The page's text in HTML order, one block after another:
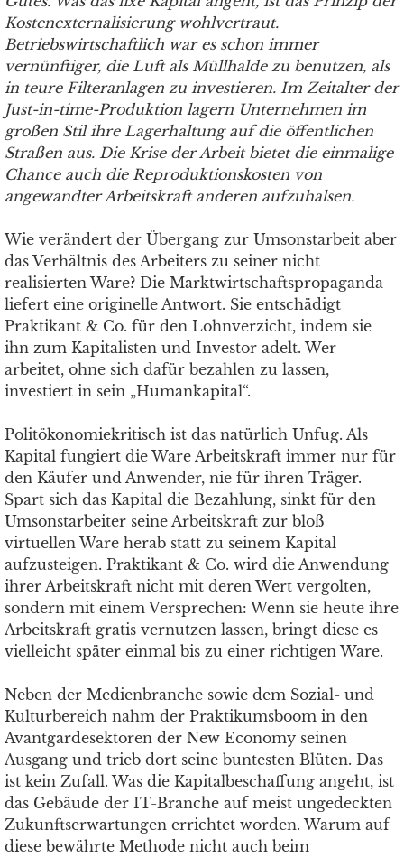
Kostenexternalisierung wohlvertraut.
Betriebswirtschaftlich war es schon immer
vernünftiger, die Luft als Müllhalde zu benutzen, als
in teure Filteranlagen zu investieren. Im Zeitalter der
Just-in-time-Produktion lagern Unternehmen im
großen Stil ihre Lagerhaltung auf die öffentlichen
Straßen aus. Die Krise der Arbeit bietet die einmalige
Chance auch die Reproduktionskosten von
angewandter Arbeitskraft anderen aufzuhalsen.
Wie verändert der Übergang zur Umsonstarbeit aber
das Verhältnis des Arbeiters zu seiner nicht
realisierten Ware? Die Marktwirtschaftspropaganda
liefert eine originelle Antwort. Sie entschädigt
Praktikant & Co. für den Lohnverzicht, indem sie
ihn zum Kapitalisten und Investor adelt. Wer
arbeitet, ohne sich dafür bezahlen zu lassen,
investiert in sein „Humankapital“.
Politökonomiekritisch ist das natürlich Unfug. Als
Kapital fungiert die Ware Arbeitskraft immer nur für
den Käufer und Anwender, nie für ihren Träger.
Spart sich das Kapital die Bezahlung, sinkt für den
Umsonstarbeiter seine Arbeitskraft zur bloß
virtuellen Ware herab statt zu seinem Kapital
aufzusteigen. Praktikant & Co. wird die Anwendung
ihrer Arbeitskraft nicht mit deren Wert vergolten,
sondern mit einem Versprechen: Wenn sie heute ihre
Arbeitskraft gratis vernutzen lassen, bringt diese es
vielleicht später einmal bis zu einer richtigen Ware.
Neben der Medienbranche sowie dem Sozial- und
Kulturbereich nahm der Praktikumsboom in den
Avantgardesektoren der New Economy seinen
Ausgang und trieb dort seine buntesten Blüten. Das
ist kein Zufall. Was die Kapitalbeschaffung angeht, ist
das Gebäude der IT-Branche auf meist ungedeckten
Zukunftserwartungen errichtet worden. Warum auf
diese bewährte Methode nicht auch beim